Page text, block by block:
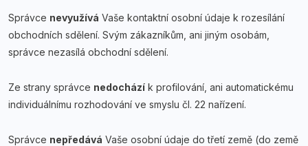
Správce nevyužívá Vaše kontaktní osobní údaje k rozesílání
obchodních sdělení. Svým zákazníkům, ani jiným osobám,
správce nezasílá obchodní sdělení.
Ze strany správce nedochází k profilování, ani automatickému
individuálnímu rozhodování ve smyslu čl. 22 nařízení.
Správce nepředává Vaše osobní údaje do třetí země (do země